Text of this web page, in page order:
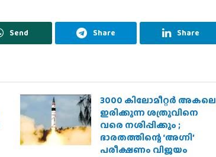
Send Share Share
3000 കിലോമീറ്റർ അകലെ
ഇരിക്കുന്ന ശത്രുവിനെ
വരെ നശിപ്പിക്കും ;
ഭാരതത്തിന്റെ ‘അഗ്നി’
പരീക്ഷണം വിജയം